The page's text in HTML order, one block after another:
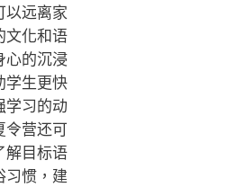
以远离家
文化和语
心的沉浸
学生更快
学习的动
令营还可
解目标语
习惯，建